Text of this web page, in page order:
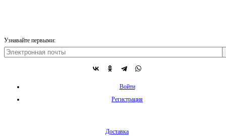
Узнавайте первыми:
Войти
Регистрация
Доставка